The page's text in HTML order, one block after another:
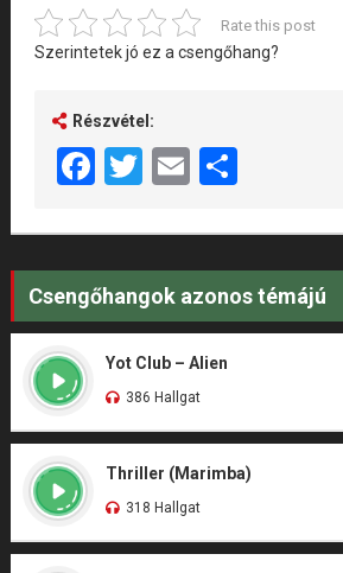
Rate this post
Szerintetek jó ez a csengőhang?
Részvétel:
Facebook
Twitter
EmailShare
Csengőhangok azonos témájú
Yot Club – Alien
386 Hallgat
Thriller (Marimba)
318 Hallgat